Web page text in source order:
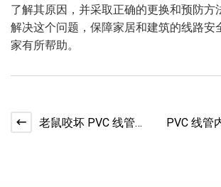
了解其原因，并采取正确的更换和预防方
解决这个问题，保障家居和建筑的线路安
家有所帮助。
老鼠咬坏 PVC 线管？
PVC 线管